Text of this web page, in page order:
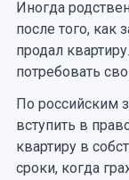
Иногда
после того, как
продал
потребовать
По российским
вступить в
квартиру в
сроки, когда